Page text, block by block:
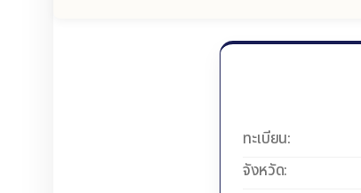
ทะเบียน:
จังหวัด: